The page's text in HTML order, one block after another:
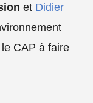
et Didier
CAP à faire